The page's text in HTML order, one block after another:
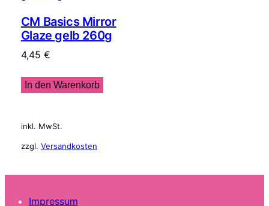
CM Basics Mirror
Glaze gelb 260g
4,45 €
In den Warenkorb
inkl. MwSt.
zzgl. Versandkosten
Impressum